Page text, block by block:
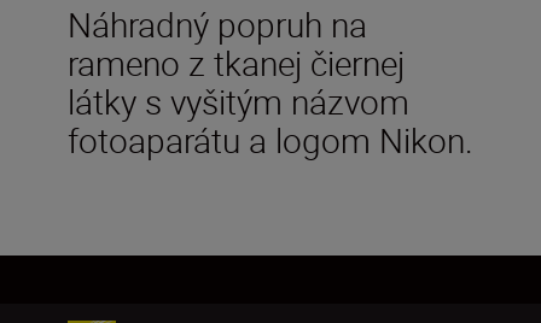
Náhradný popruh na
rameno z tkanej čiernej
látky s vyšitým názvom
fotoaparátu a logom Nikon.